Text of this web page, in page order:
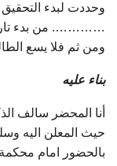
وحددت لبدء
…………. من بدء
ومن ثم فلا يسع
بناء عليه
أنا المحضر سالف
حيث المعلن اليه
بالحضور امام